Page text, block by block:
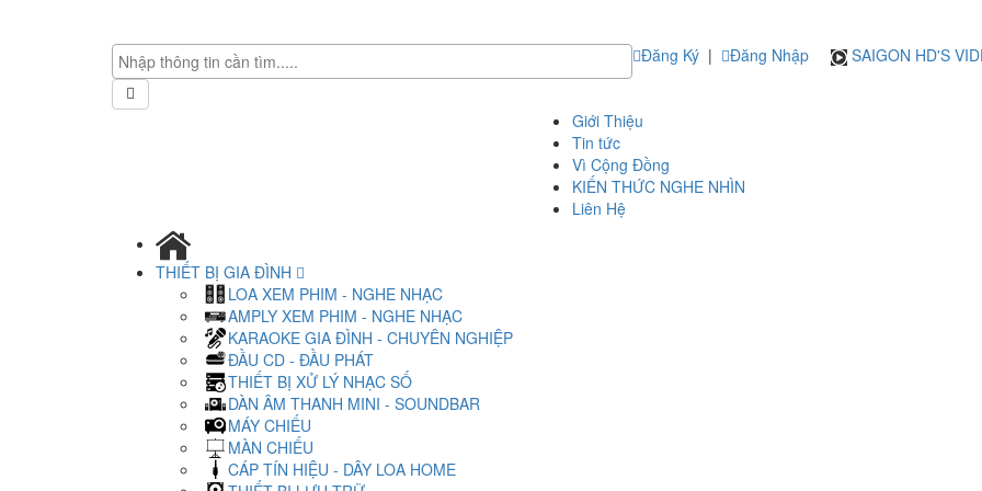
Đăng Ký | Đăng Nhập SAIGON HD'S
Giới Thiệu
Tin tức
Vì Cộng Đồng
KIẾN THỨC NGHE NHÌN
Liên Hệ
THIẾT BỊ GIA ĐÌNH
LOA XEM PHIM - NGHE NHẠC
AMPLY XEM PHIM - NGHE NHẠC
KARAOKE GIA ĐÌNH - CHUYÊN NGHIỆP
ĐẦU CD - ĐẦU PHÁT
THIẾT BỊ XỬ LÝ NHẠC SỐ
DÀN ÂM THANH MINI - SOUNDBAR
MÁY CHIẾU
MÀN CHIẾU
CÁP TÍN HIỆU - DÂY LOA HOME